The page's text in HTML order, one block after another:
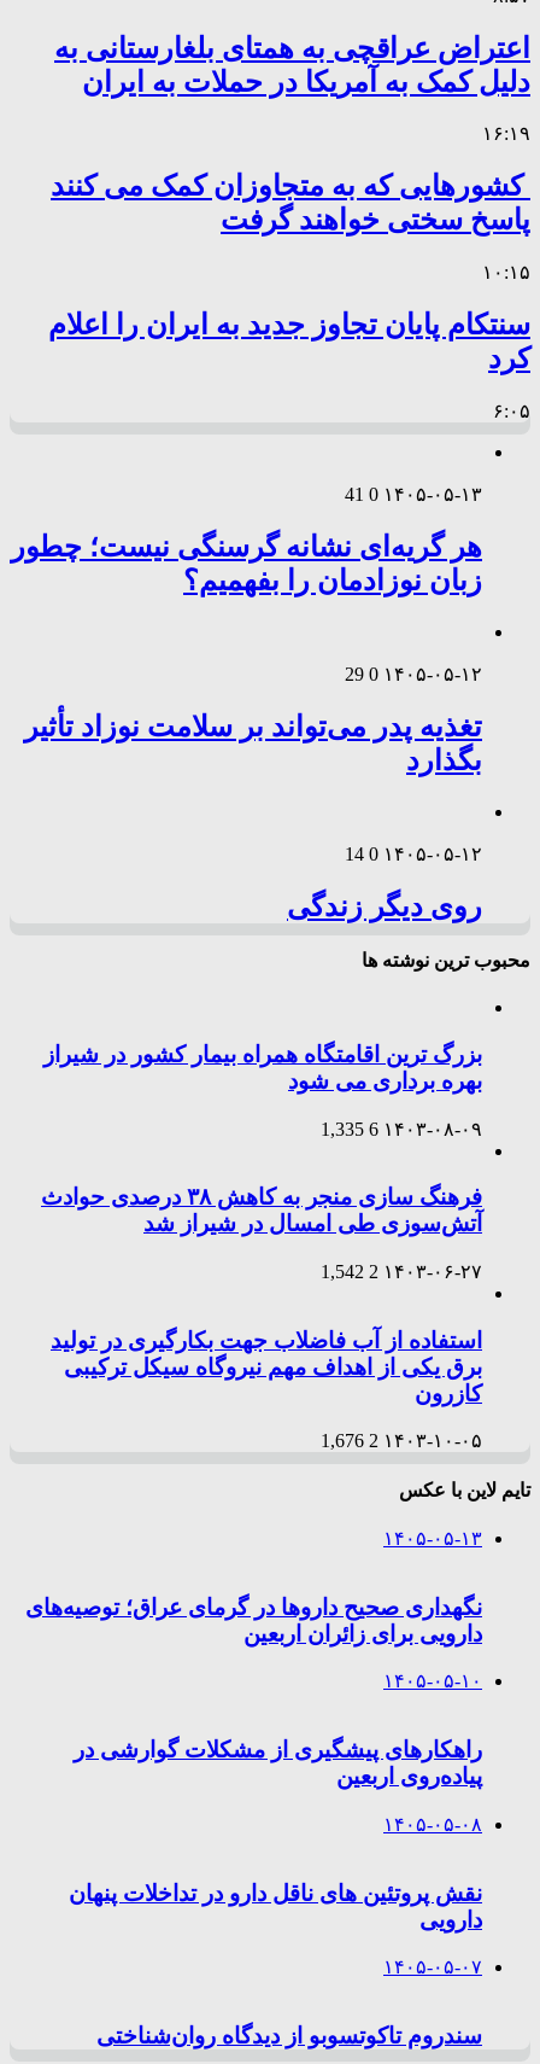
اعتراض عراقچی به همتای بلغارستانی به
دلیل کمک به آمریکا در حملات به ایران
۱۶:۱۹
کشورهایی که به متجاوزان کمک می کنند
پاسخ سختی خواهند گرفت
۱۰:۱۵
سنتکام پایان تجاوز جدید به ایران را اعلام
کرد
۶:۰۵
۱۴۰۵-۰۵-۱۳ 0
41
هر گریه‌ای نشانه گرسنگی نیست؛ چطور
زبان نوزادمان را بفهمیم؟
۱۴۰۵-۰۵-۱۲ 0
29
تغذیه پدر می‌تواند بر سلامت نوزاد تأثیر
بگذارد
۱۴۰۵-۰۵-۱۲ 0
14
روی دیگر زندگی
محبوب ترین نوشته ها
بزرگ ترین اقامتگاه همراه بیمار کشور در شیراز
بهره برداری می شود
۱۴۰۳-۰۸-۰۹ 6
1,335
فرهنگ سازی منجر به کاهش ۳۸ درصدی حوادث
آتش‌سوزی طی امسال در شیراز شد
۱۴۰۳-۰۶-۲۷ 2
1,542
استفاده از آب فاضلاب جهت بکارگیری در تولید
برق یکی از اهداف مهم نیروگاه سیکل ترکیبی
کازرون
۱۴۰۳-۱۰-۰۵ 2
1,676
تایم لاین با عکس
۱۴۰۵-۰۵-۱۳
نگهداری صحیح داروها در گرمای عراق؛ توصیه‌های
دارویی برای زائران اربعین
۱۴۰۵-۰۵-۱۰
راهکارهای پیشگیری از مشکلات گوارشی در
پیاده‌روی اربعین
۱۴۰۵-۰۵-۰۸
نقش پروتئین های ناقل دارو در تداخلات پنهان
دارویی
۱۴۰۵-۰۵-۰۷
سندروم تاکوتسوبو از دیدگاه روان‌شناختی